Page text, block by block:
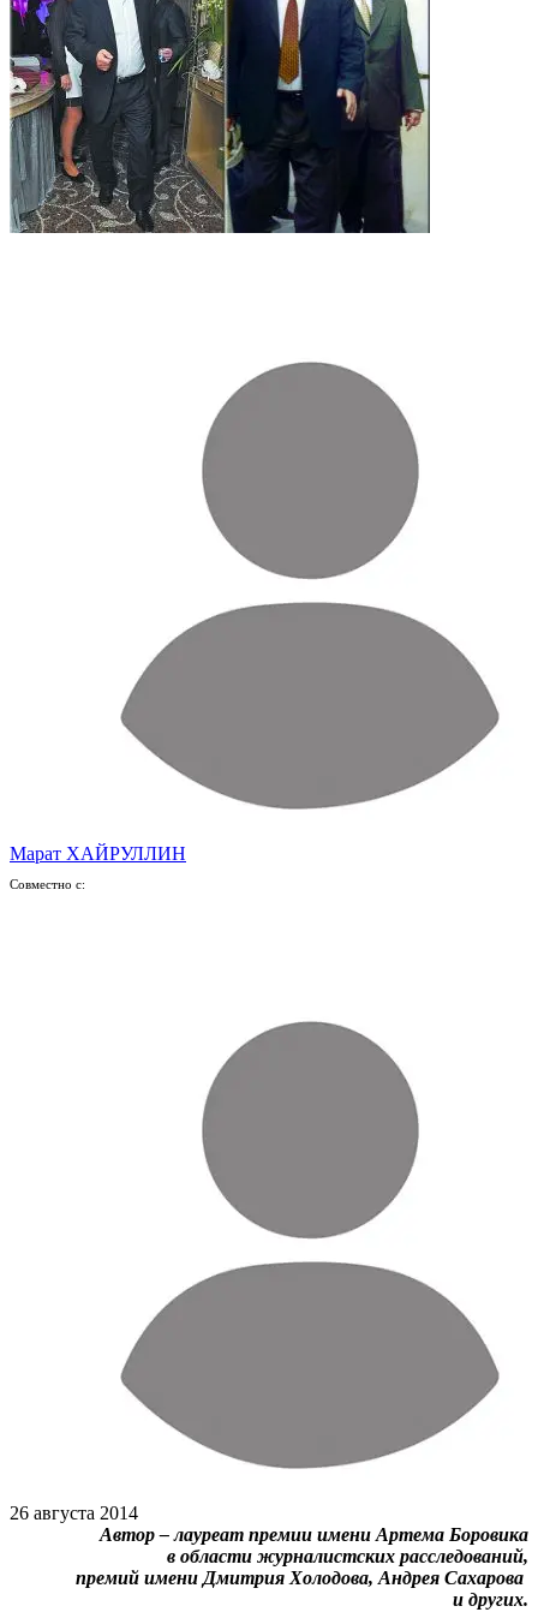
Марат ХАЙРУЛЛИН
Совместно с:
26 августа 2014
Автор – лауреат премии имени Артема Боровика
в области журналистских расследований,
премий имени Дмитрия Холодова, Андрея Сахарова
и других.